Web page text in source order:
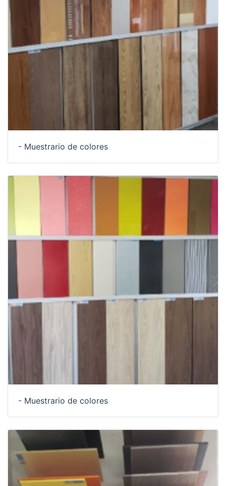
- Muestrario de colores
- Muestrario de colores